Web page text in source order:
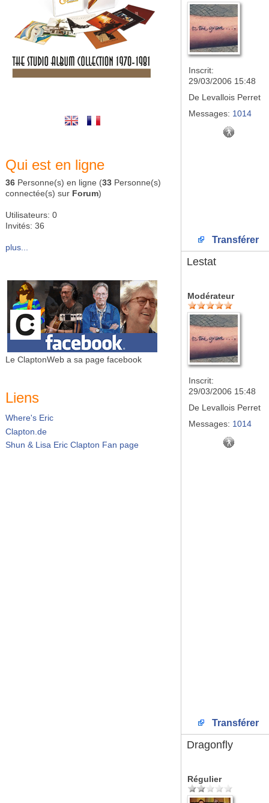
Qui est en ligne
36 Personne(s) en ligne (33 Personne(s)
connectée(s) sur Forum)
Utilisateurs: 0
Invités: 36
plus...
Le ClaptonWeb a sa page facebook
Liens
Where's Eric
Clapton.de
Shun & Lisa Eric Clapton Fan page
Inscrit:
29/03/2006 15:48
De Levallois Perret
Messages: 1014
Transférer
Lestat
Modérateur
Inscrit:
29/03/2006 15:48
De Levallois Perret
Messages: 1014
Transférer
Dragonfly
Régulier